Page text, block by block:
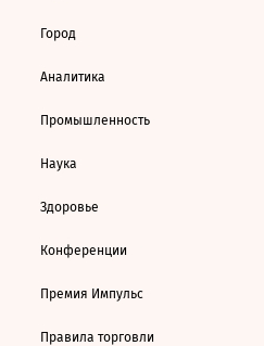
Город
Аналитика
Промышленность
Наука
Здоровье
Конференции
Премия Импульс
Правила торговли